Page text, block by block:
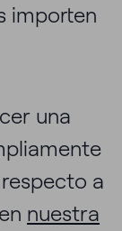
importen
una
a
nuestra